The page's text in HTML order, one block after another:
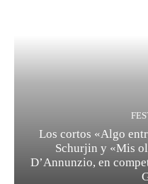
Los cortos «Algo
Schurjin y «Mis
D’Annunzio, en